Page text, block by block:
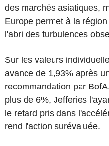
des marchés asiatiques,
Europe permet à la
l'abri des turbulences
Sur les valeurs
avance de 1,93% après
recommandation par
plus de 6%, Jefferies
le retard pris dans
rend l'action surévaluée.